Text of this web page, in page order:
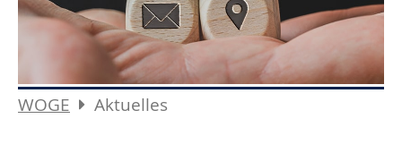
WOGE Aktuelles